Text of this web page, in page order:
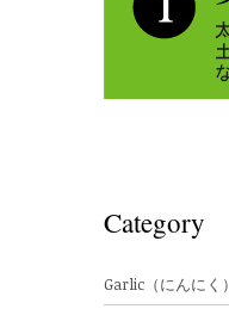
Category
Garlic（にんにく）